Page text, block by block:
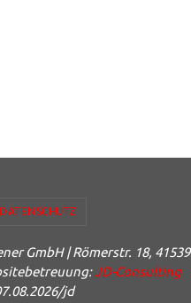
DATENSCHUTZ
GmbH | Römerstr. 18, 41539
JD-Consulting
jd